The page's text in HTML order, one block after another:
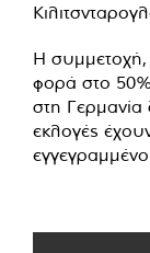
H συμμετοχή,
φορά στο
στη Γερμανία
εκλογές